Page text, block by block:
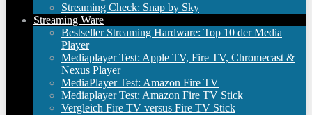
Streaming Check: Snap by Sky
Streaming Ware
Bestseller Streaming Hardware: Top 10 der Media
Player
Mediaplayer Test: Apple TV, Fire TV, Chromecast &
Nexus Player
MediaPlayer Test: Amazon Fire TV
Mediaplayer Test: Amazon Fire TV Stick
Vergleich Fire TV versus Fire TV Stick